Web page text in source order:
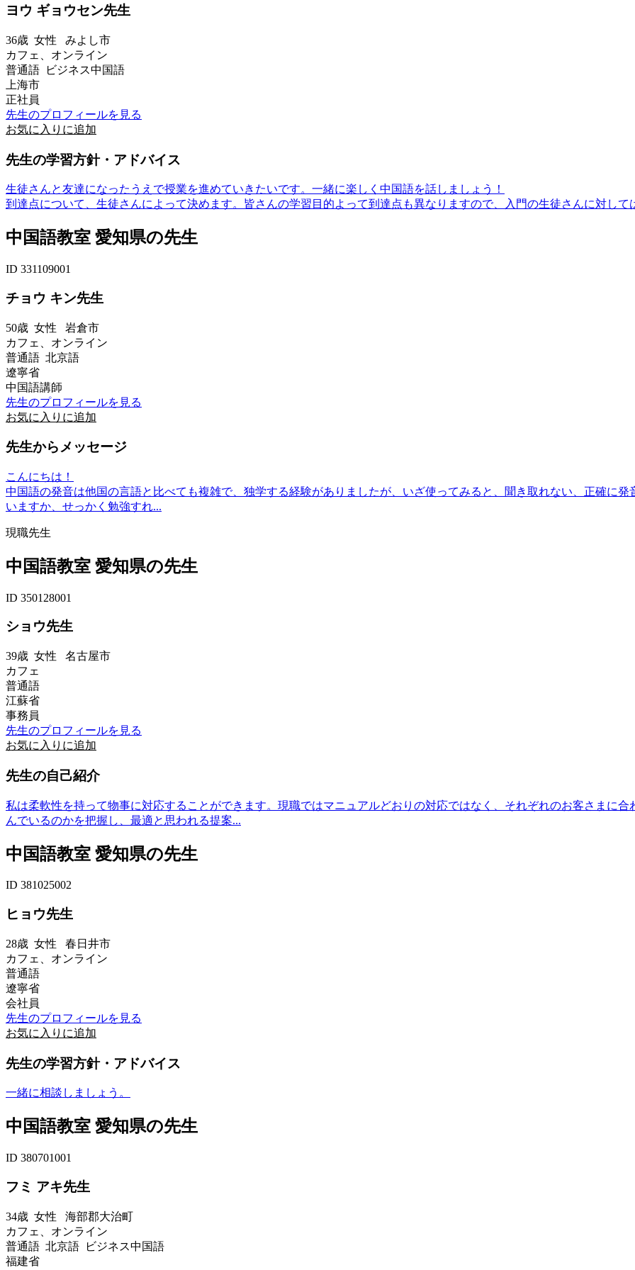
ヨウ ギョウセン先生
36歳 女性 みよし市
カフェ、オンライン
普通語 ビジネス中国語
上海市
正社員
先生のプロフィールを見る
お気に入りに追加
先生の学習方針・アドバイス
生徒さんと友達になったうえで授業を進めていきたいです。一緒に楽しく中国語を話しましょう！
到達点について、生徒さんによって決めます。皆さんの学習目的よって到達点も異なりますので、入門の生徒さんに対して
中国語教室 愛知県の先生
ID 331109001
チョウ キン先生
50歳 女性 岩倉市
カフェ、オンライン
普通語 北京語
遼寧省
中国語講師
先生のプロフィールを見る
お気に入りに追加
先生からメッセージ
こんにちは！
中国語の発音は他国の言語と比べても複雑で、独学する経験がありましたが、いざ使ってみると、聞き取れない、正確に
いますか、せっかく勉強すれ...
現職先生
中国語教室 愛知県の先生
ID 350128001
ショウ先生
39歳 女性 名古屋市
カフェ
普通語
江蘇省
事務員
先生のプロフィールを見る
お気に入りに追加
先生の自己紹介
私は柔軟性を持って物事に対応することができます。現職ではマニュアルどおりの対応ではなく、それぞれのお客さまに
んでいるのかを把握し、最適と思われる提案...
中国語教室 愛知県の先生
ID 381025002
ヒョウ先生
28歳 女性 春日井市
カフェ、オンライン
普通語
遼寧省
会社員
先生のプロフィールを見る
お気に入りに追加
先生の学習方針・アドバイス
一緒に相談しましょう。
中国語教室 愛知県の先生
ID 380701001
フミ アキ先生
34歳 女性 海部郡大治町
カフェ、オンライン
普通語 北京語 ビジネス中国語
福建省